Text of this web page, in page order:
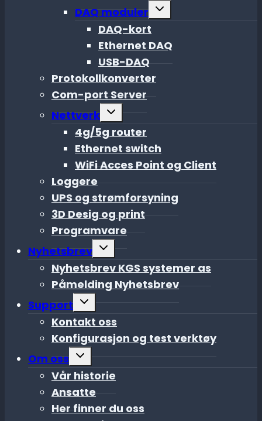
DAQ moduler
Toggle
DAQ-kort
Ethernet DAQ
USB-DAQ
Protokollkonverter
Com-port Server
Nettverk
Toggle
4g/5g router
Ethernet switch
WiFi Acces Point og Client
Loggere
UPS og strømforsyning
3D Desig og print
Programvare
Nyhetsbrev
Toggle
Nyhetsbrev KGS systemer as
Påmelding Nyhetsbrev
Support
Toggle
Kontakt oss
Konfigurasjon og test verktøy
Om oss
Toggle
menu
Vår historie
Ansatte
Her finner du oss